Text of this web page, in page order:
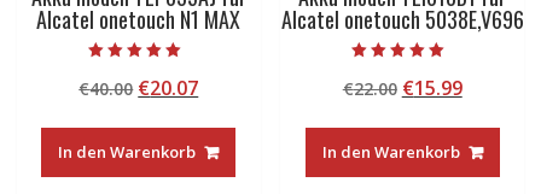
Alcatel onetouch N1 MAX
5.00
von 5
€40.00 Ursprünglicher
war:
€40.00
€20.07Aktueller
ist:
€20.07.
In den Warenkorb
Alcatel onetouch 5038E,V696
5.00
von 5
€22.00 Ursprünglicher
war:
€22.00
€15.99
ist:
€15.99.
In den Warenkorb